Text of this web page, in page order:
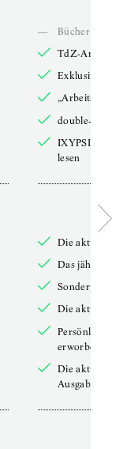
—
Bücher online
TdZ-Artikel
Exklusive
double-
lesen
Die aktuelle
Das jährliche
Die aktuelle
Persönliches
erworbenen
Die aktuelle
Ausgabe